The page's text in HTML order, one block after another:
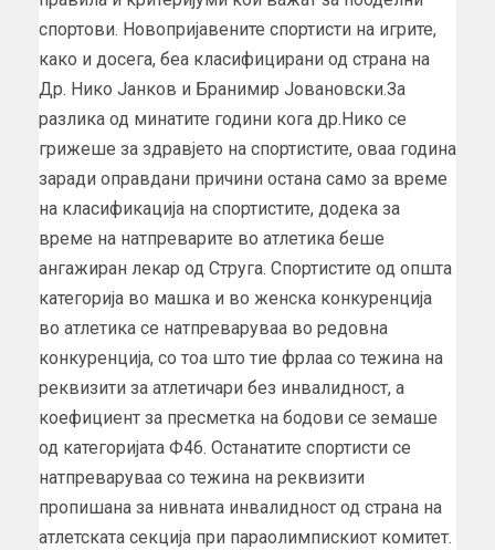
спортови. Новопријавените спортисти на игрите,
како и досега, беа класифицирани од страна на
Др. Нико Јанков и Бранимир Јовановски.За
разлика од минатите години кога др.Нико се
грижеше за здравјето на спортистите, оваа година
заради оправдани причини остана само за време
на класификација на спортистите, додека за
време на натпреварите во атлетика беше
ангажиран лекар од Струга. Спортистите од општа
категорија во машка и во женска конкуренција
во атлетика се натпреваруваа во редовна
конкуренција, со тоа што тие фрлаа со тежина на
реквизити за атлетичари без инвалидност, а
коефициент за пресметка на бодови се земаше
од категоријата Ф46. Останатите спортисти се
натпреваруваа со тежина на реквизити
пропишана за нивната инвалидност од страна на
атлетската секција при параолимпискиот комитет.